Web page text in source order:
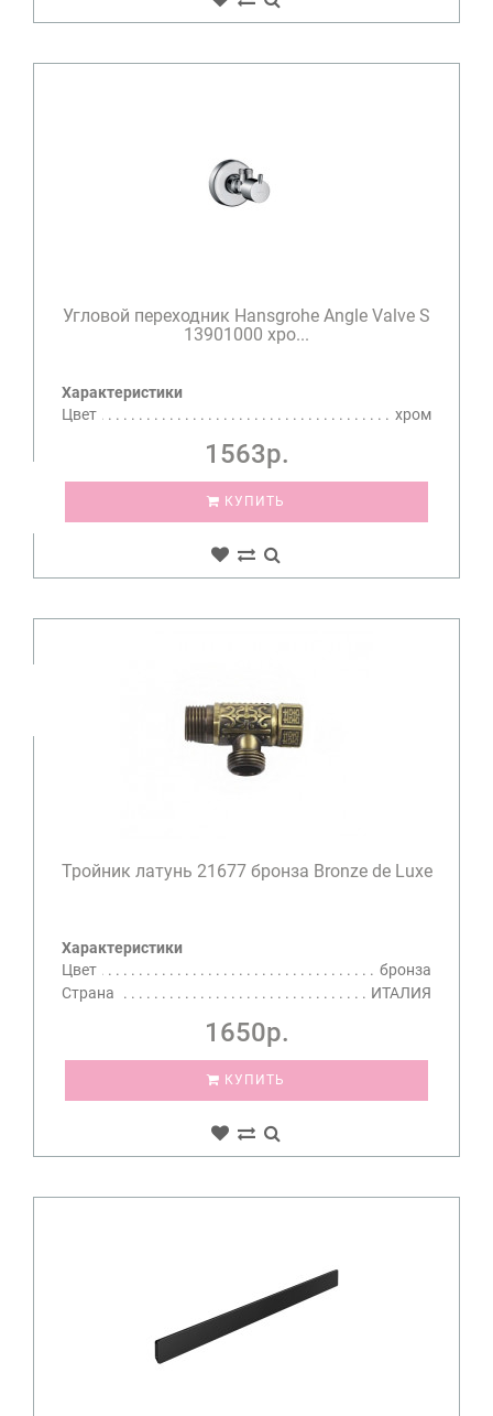
Угловой переходник Hansgrohe Angle Valve S
13901000 хро...
Характеристики
Цвет
хром
1563р.
КУПИТЬ
Тройник латунь 21677 бронза Bronze de Luxe
Характеристики
Цвет
бронза
Страна
ИТАЛИЯ
1650р.
КУПИТЬ